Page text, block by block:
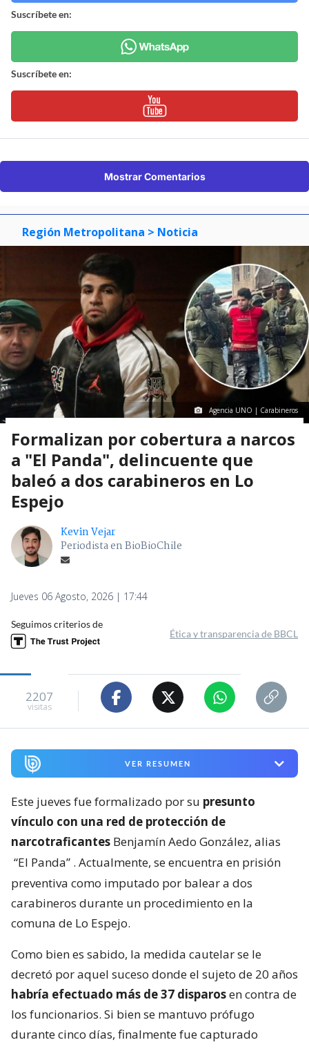
Suscríbete en:
Suscríbete en:
Mostrar Comentarios
Región Metropolitana > Noticia
Agencia UNO | Carabineros
Formalizan por cobertura a narcos
a "El Panda", delincuente que
baleó a dos carabineros en Lo
Espejo
Kevin Vejar
Periodista en BioBioChile
Jueves 06 Agosto, 2026 | 17:44
Seguimos criterios de
Ética y transparencia de BBCL
2207
visitas
VER RESUMEN
Este jueves fue formalizado por su presunto
vínculo con una red de protección de
narcotraficantes Benjamín Aedo González, alias
“El Panda” . Actualmente, se encuentra en prisión
preventiva como imputado por balear a dos
carabineros durante un procedimiento en la
comuna de Lo Espejo.
Como bien es sabido, la medida cautelar se le
decretó por aquel suceso donde el sujeto de 20 años
habría efectuado más de 37 disparosen contra de
los funcionarios. Si bien se mantuvo prófugo
durante cinco días, finalmente fue capturado